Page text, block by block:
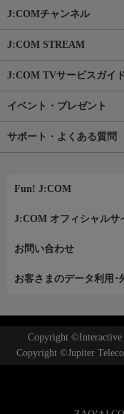
J:COMチャンネル
J:COM STREAM
J:COM TVサービスガイ
イベント・プレゼント
サポート・よくある質問
Fun! J:COM
J:COM オフィシャルサ
お問い合わせ
お客さまのデータ利用･
Copyright ©Interactive
Copyright ©Jupiter